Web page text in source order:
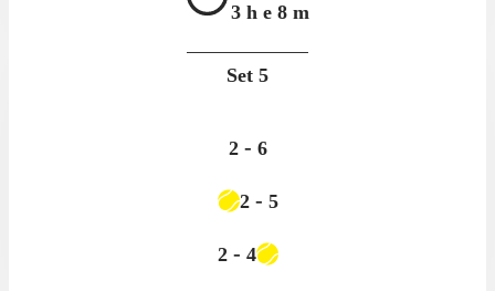
3 h e 8 m
Set 5
2 - 6
2 - 5
2 - 4